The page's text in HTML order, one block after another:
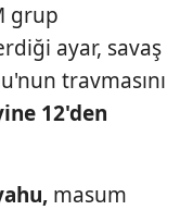
grup
ayar, savaş
travmasını
12'den
masum